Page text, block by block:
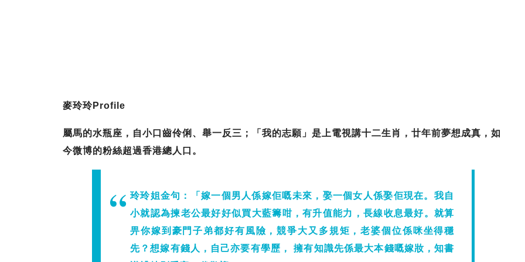
麥玲玲Profile
屬馬的水瓶座，自小口齒伶俐、舉一反三；「我的志願」是上電視講十二生肖，廿年前夢想成真，如
今微博的粉絲超過香港總人口。
玲玲姐金句：「嫁一個男人係嫁佢嘅未來，娶一個女人係娶佢現在。我自
小就認為揀老公最好好似買大藍籌咁，有升值能力，長線收息最好。就算
畀你嫁到豪門子弟都好有風險，競爭大又多規矩，老婆個位係咪坐得穩
先？想嫁有錢人，自己亦要有學歷， 擁有知識先係最大本錢嘅嫁妝，知書